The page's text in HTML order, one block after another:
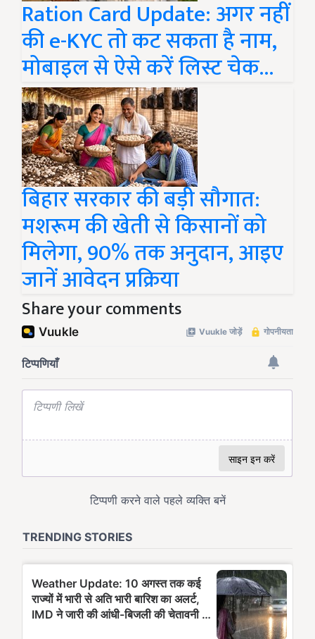
Ration Card Update: अगर नहीं
की e-KYC तो कट सकता है नाम,
मोबाइल से ऐसे करें लिस्ट चेक...
बिहार सरकार की बड़ी सौगात:
मशरूम की खेती से किसानों को
मिलेगा, 90% तक अनुदान, आइए
जानें आवेदन प्रक्रिया
Share your comments